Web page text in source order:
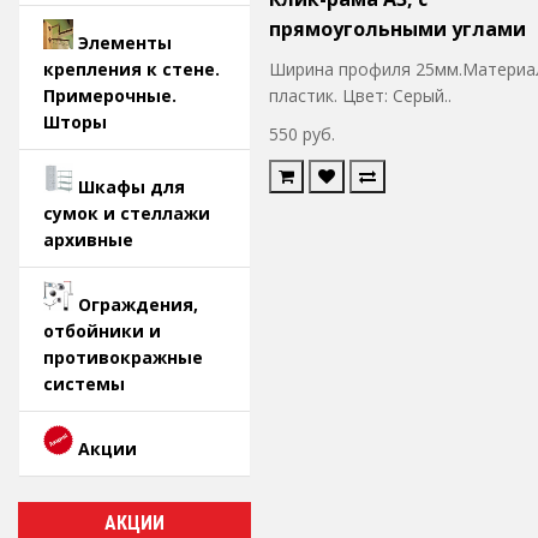
Элементы
крепления к стене.
Примерочные.
Шторы
Шкафы для
сумок и стеллажи
архивные
Ограждения,
отбойники и
противокражные
системы
Акции
АКЦИИ
прямоугольными углами
Ширина профиля
пластик. Цвет: Серый..
550 руб.